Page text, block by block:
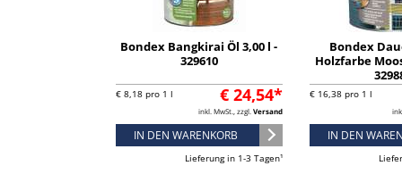
Bondex Bangkirai Öl 3,00 l -
329610
€ 24,54*
€ 8,18 pro 1 l
inkl. MwSt., zzgl. Versand
IN DEN WARENKORB
Lieferung in 1-3 Tagen¹
Bondex
Holzfarbe
€ 16,38 pro 1 l
IN DEN